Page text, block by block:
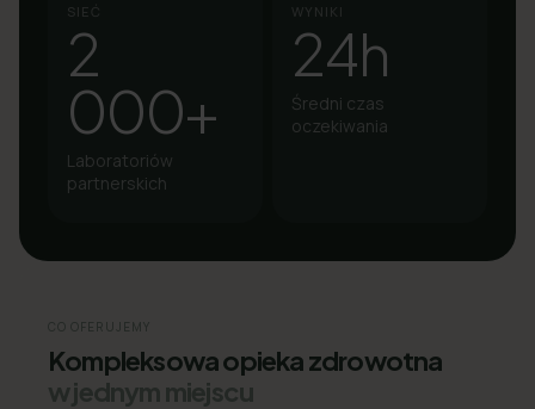
SIEĆ
2
000+
Laboratoriów
partnerskich
WYNIKI
24h
Średni czas
oczekiwania
CO OFERUJEMY
Kompleksowa opieka zdrowotna
w jednym miejscu